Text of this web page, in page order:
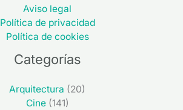
Aviso legal
Política de privacidad
Política de cookies
Categorías
Arquitectura (20)
Cine(141)